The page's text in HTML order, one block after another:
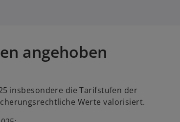
angehoben
insbesondere die Tarifstufen der
Werte valorisiert.